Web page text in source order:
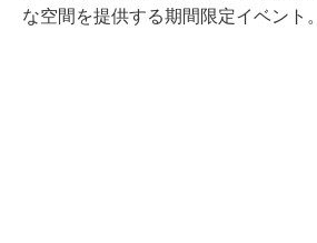
な空間を提供する期間限定イベント。